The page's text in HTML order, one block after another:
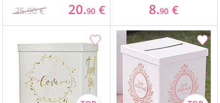
25.90 € 20.90 € 8.90 €